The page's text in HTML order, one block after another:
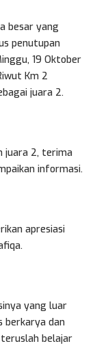
besar yang
penutupan
19 Oktober
Km 2
juara 2.
juara 2, terima
informasi.
apresiasi
yang luar
berkarya dan
belajar